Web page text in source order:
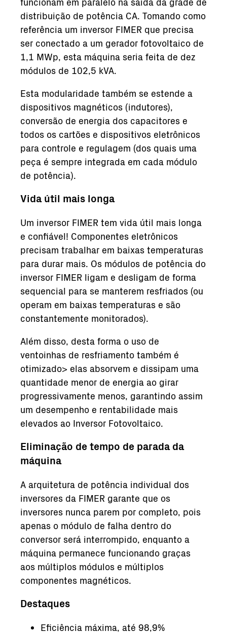
distribuição de potência CA. Tomando como
referência um inversor FIMER que precisa
ser conectado a um gerador fotovoltaico de
1,1 MWp, esta máquina seria feita de dez
módulos de 102,5 kVA.
Esta modularidade também se estende a
dispositivos magnéticos (indutores),
conversão de energia dos capacitores e
todos os cartões e dispositivos eletrônicos
para controle e regulagem (dos quais uma
peça é sempre integrada em cada módulo
de potência).
Vida útil mais longa
Um inversor FIMER tem vida útil mais longa
e confiável! Componentes eletrônicos
precisam trabalhar em baixas temperaturas
para durar mais. Os módulos de potência do
inversor FIMER ligam e desligam de forma
sequencial para se manterem resfriados (ou
operam em baixas temperaturas e são
constantemente monitorados).
Além disso, desta forma o uso de
ventoinhas de resfriamento também é
otimizado> elas absorvem e dissipam uma
quantidade menor de energia ao girar
progressivamente menos, garantindo assim
um desempenho e rentabilidade mais
elevados ao Inversor Fotovoltaico.
Eliminação de tempo de parada da
máquina
A arquitetura de potência individual dos
inversores da FIMER garante que os
inversores nunca parem por completo, pois
apenas o módulo de falha dentro do
conversor será interrompido, enquanto a
máquina permanece funcionando graças
aos múltiplos módulos e múltiplos
componentes magnéticos.
Destaques
Eficiência máxima, até 98,9%